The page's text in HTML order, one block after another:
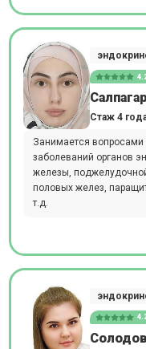
Стаж 4
Занимается вопросами
заболеваний органов
железы,
половых желез,
т.д.